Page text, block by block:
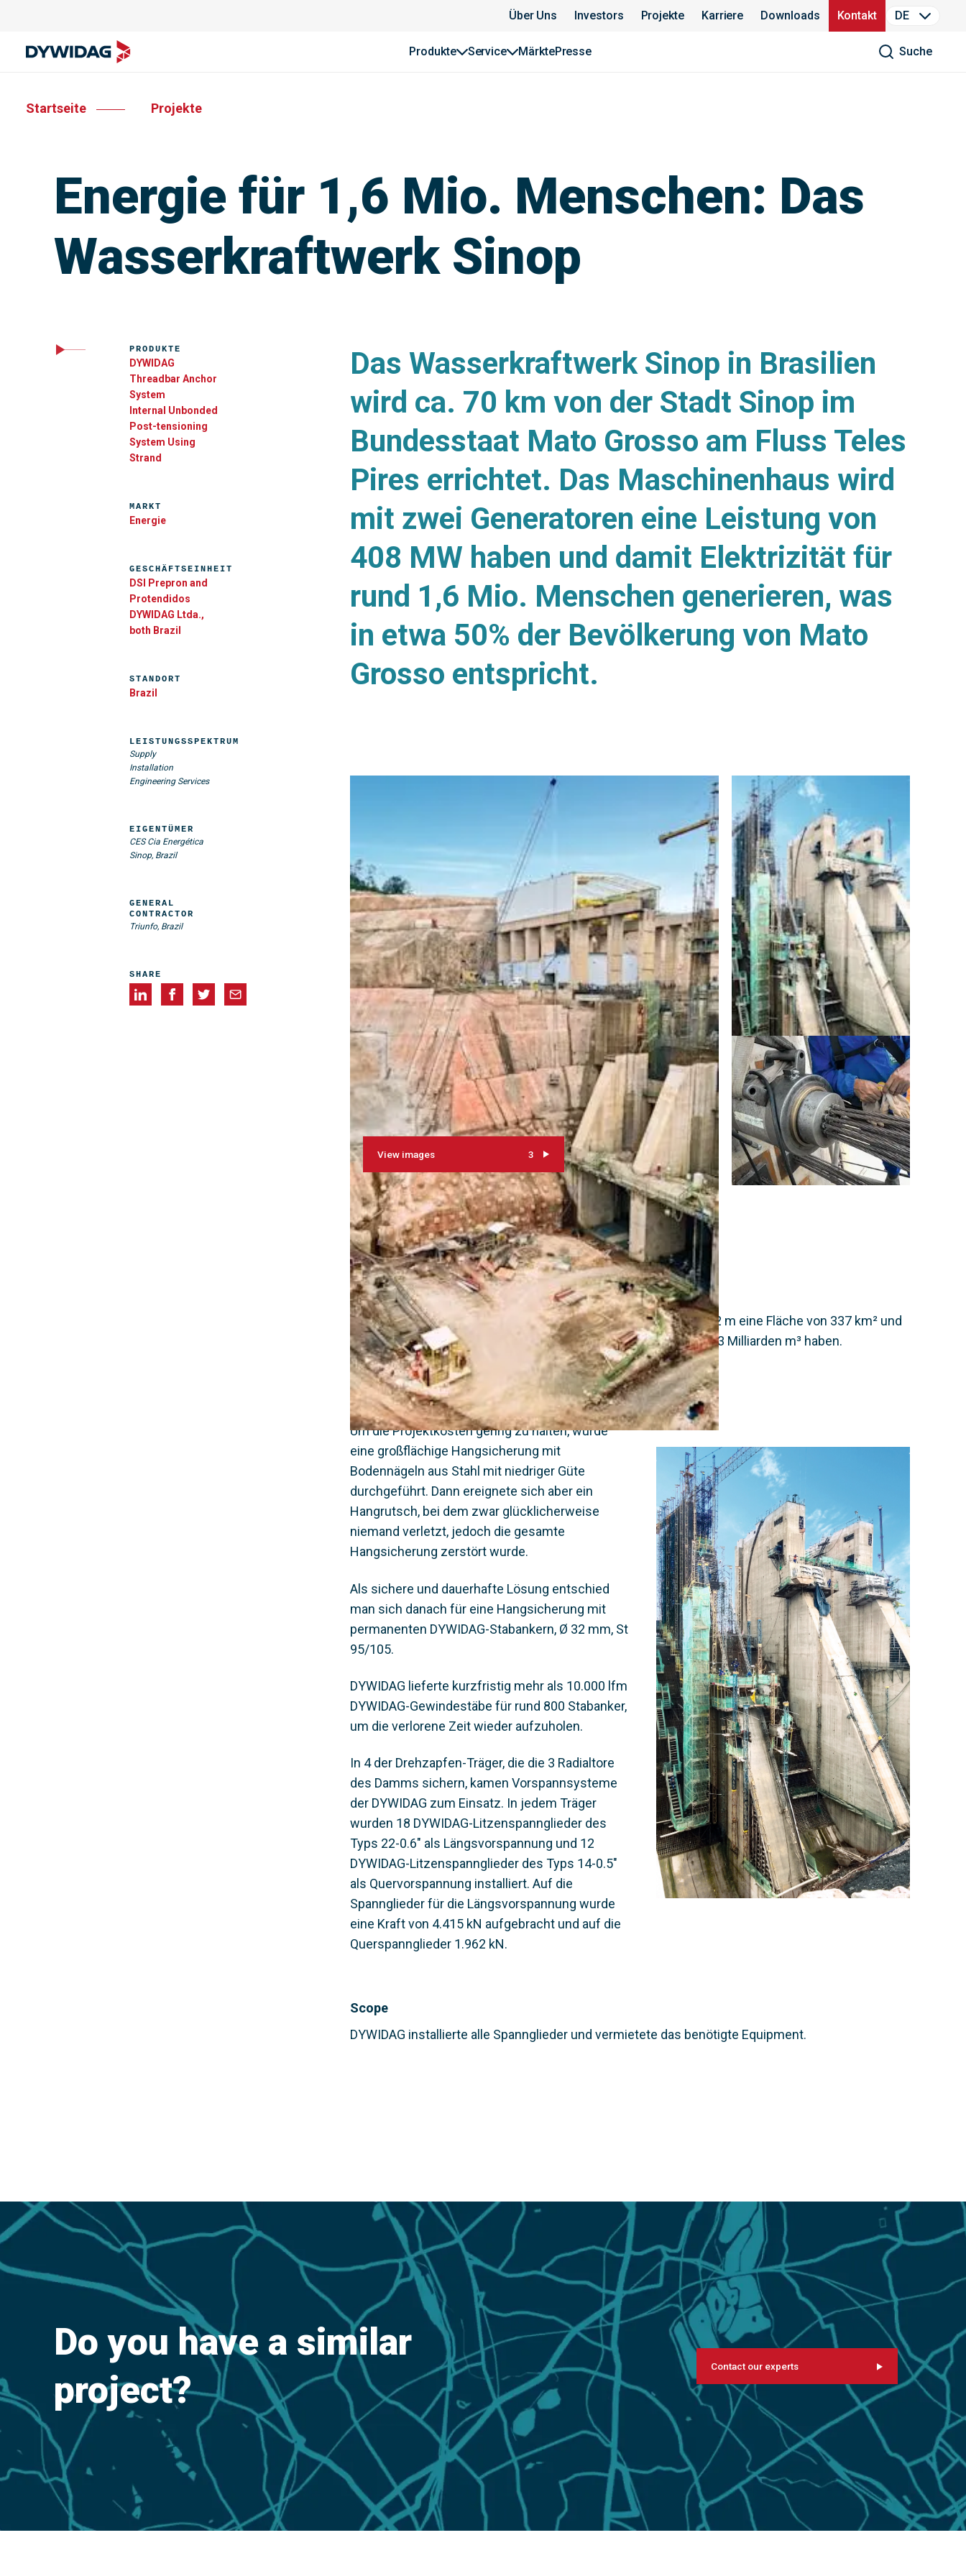
Über Uns Investors Projekte Karriere Downloads Kontakt DE
Produkte Service MärktePresse Suche
Startseite Projekte
Energie für 1,6 Mio. Menschen: Das
Wasserkraftwerk Sinop
Das Wasserkraftwerk Sinop in Brasilien
wird ca. 70 km von der Stadt Sinop im
Bundesstaat Mato Grosso am Fluss Teles
Pires errichtet. Das Maschinenhaus wird
mit zwei Generatoren eine Leistung von
408 MW haben und damit Elektrizität für
rund 1,6 Mio. Menschen generieren, was
in etwa 50% der Bevölkerung von Mato
Grosso entspricht.
View images 3
Kontext
Das Staubecken wird bei einem maximalen Wasserstand von 302 m eine Fläche von 337 km² und
damit bei einer maximalen Tiefe von 48 m ein Volumen von rund 3 Milliarden m³ haben.
Lösung
Um die Projektkosten gering zu halten, wurde
eine großflächige Hangsicherung mit
Bodennägeln aus Stahl mit niedriger Güte
durchgeführt. Dann ereignete sich aber ein
Hangrutsch, bei dem zwar glücklicherweise
niemand verletzt, jedoch die gesamte
Hangsicherung zerstört wurde.
Als sichere und dauerhafte Lösung entschied
man sich danach für eine Hangsicherung mit
permanenten DYWIDAG-Stabankern, Ø 32 mm, St
95/105.
DYWIDAG lieferte kurzfristig mehr als 10.000 lfm
DYWIDAG-Gewindestäbe für rund 800 Stabanker,
um die verlorene Zeit wieder aufzuholen.
In 4 der Drehzapfen-Träger, die die 3 Radialtore
des Damms sichern, kamen Vorspannsysteme
der DYWIDAG zum Einsatz. In jedem Träger
wurden 18 DYWIDAG-Litzenspannglieder des
Typs 22-0.6" als Längsvorspannung und 12
DYWIDAG-Litzenspannglieder des Typs 14-0.5"
als Quervorspannung installiert. Auf die
Spannglieder für die Längsvorspannung wurde
eine Kraft von 4.415 kN aufgebracht und auf die
Querspannglieder 1.962 kN.
Scope
DYWIDAG installierte alle Spannglieder und vermietete das benötigte Equipment.
PRODUKTE
DYWIDAG
Threadbar Anchor
System
Internal Unbonded
Post-tensioning
System Using
Strand
MARKT
Energie
GESCHÄFTSEINHEIT
DSI Prepron and
Protendidos
DYWIDAG Ltda.,
both Brazil
STANDORT
Brazil
LEISTUNGSSPEKTRUM
Supply
Installation
Engineering Services
EIGENTÜMER
CES Cia Energética
Sinop, Brazil
GENERAL
CONTRACTOR
Triunfo, Brazil
SHARE
Do you have a similar
project?
Contact our experts